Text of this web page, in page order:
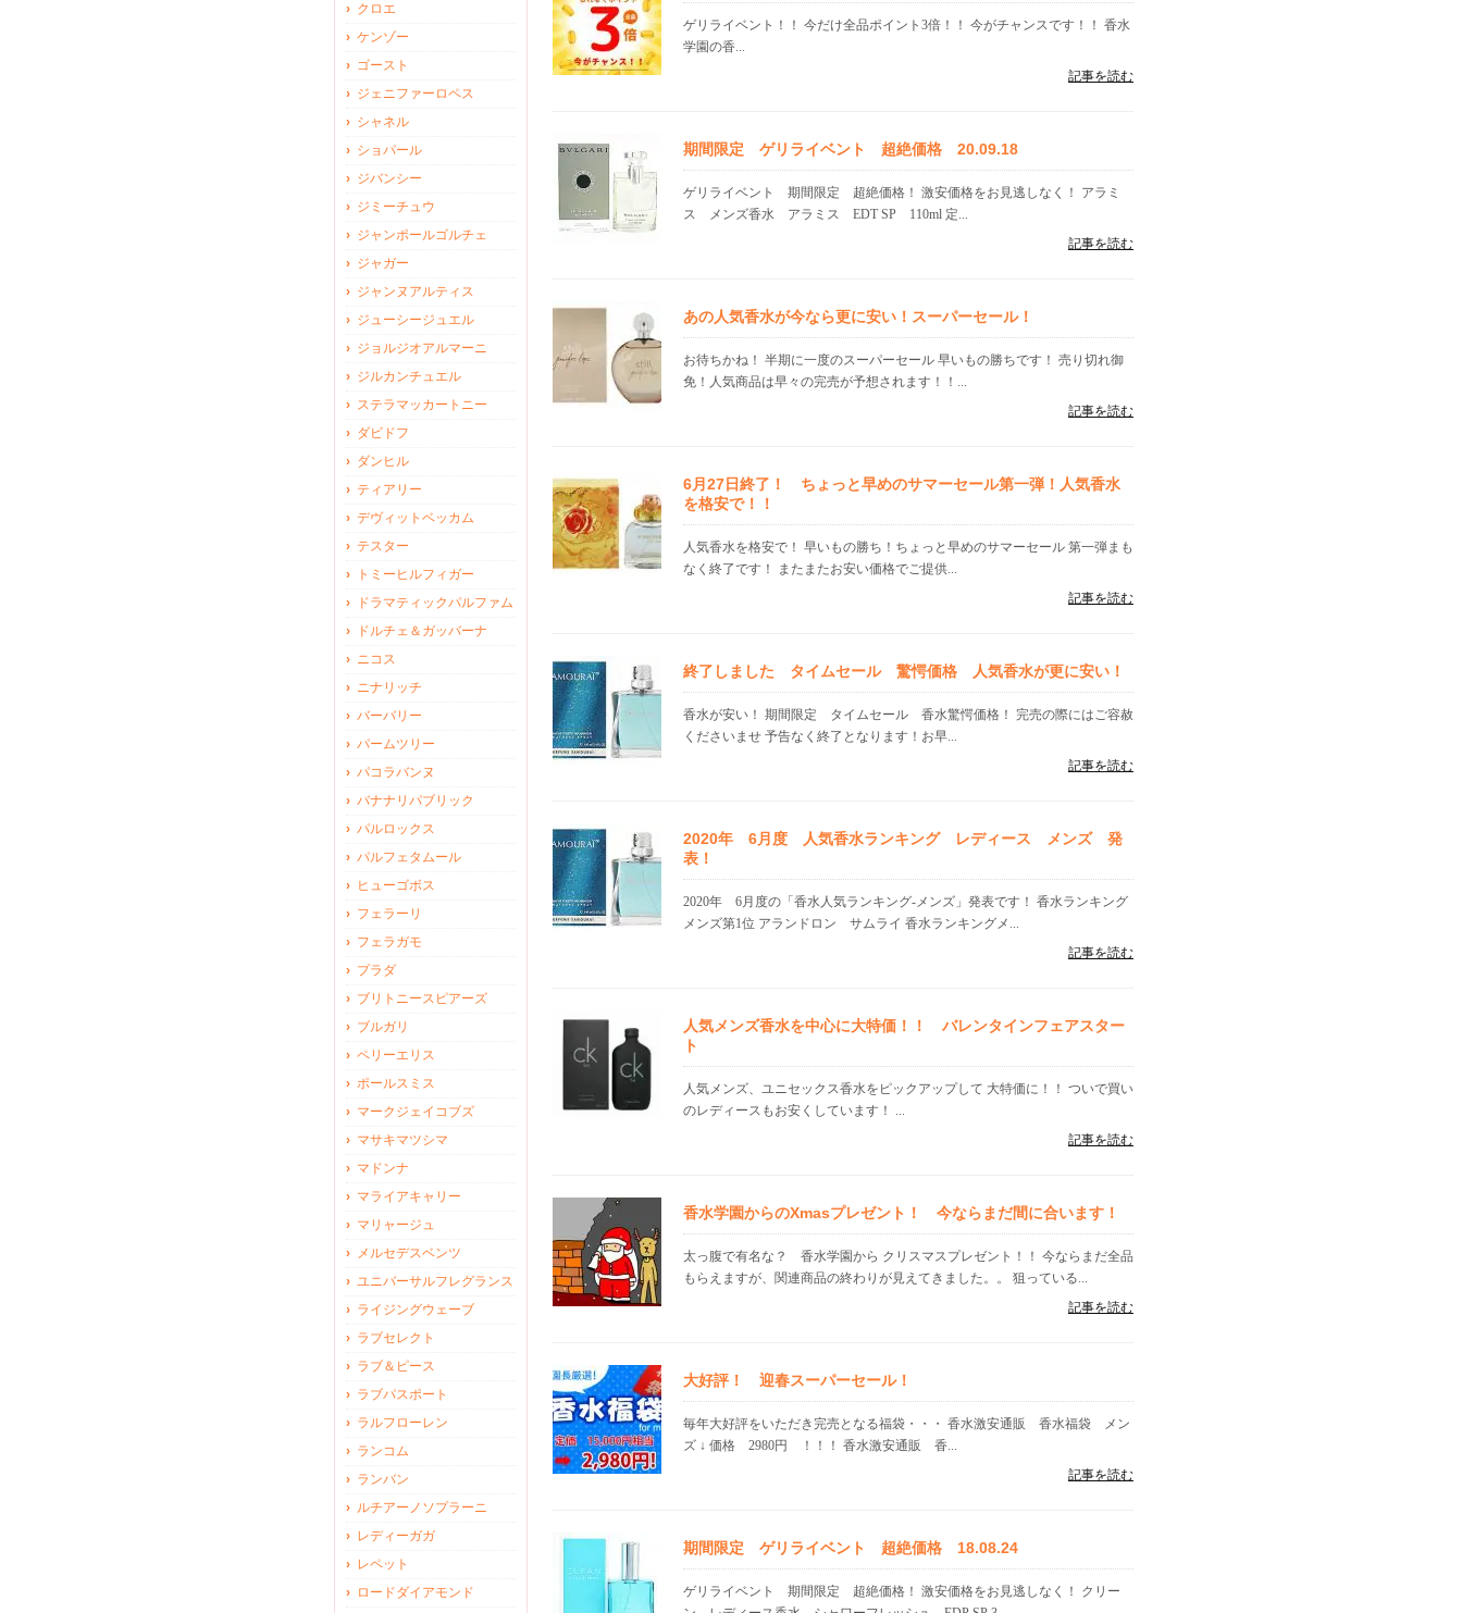
ゲリライベント！！ 今だけ全品ポイント3倍！！ 今がチャンスです！！ 香水
学園の香...
記事を読む
期間限定 ゲリライベント 超絶価格 20.09.18
ゲリライベント 期間限定 超絶価格！ 激安価格をお見逃しなく！ アラミ
ス メンズ香水 アラミス EDT SP 110ml 定...
記事を読む
あの人気香水が今なら更に安い！スーパーセール！
お待ちかね！ 半期に一度のスーパーセール 早いもの勝ちです！ 売り切れ御
免！人気商品は早々の完売が予想されます！！...
記事を読む
6月27日終了！ ちょっと早めのサマーセール第一弾！人気香水
を格安で！！
人気香水を格安で！ 早いもの勝ち！ちょっと早めのサマーセール 第一弾まも
なく終了です！ またまたお安い価格でご提供...
記事を読む
終了しました タイムセール 驚愕価格 人気香水が更に安い！
香水が安い！ 期間限定 タイムセール 香水驚愕価格！ 完売の際にはご容赦
くださいませ 予告なく終了となります！お早...
記事を読む
2020年 6月度 人気香水ランキング レディース メンズ 発
表！
2020年 6月度の「香水人気ランキング-メンズ」発表です！ 香水ランキング
メンズ第1位 アランドロン サムライ 香水ランキングメ...
記事を読む
人気メンズ香水を中心に大特価！！ バレンタインフェアスター
ト
人気メンズ、ユニセックス香水をピックアップして 大特価に！！ ついで買い
のレディースもお安くしています！ ...
記事を読む
香水学園からのXmasプレゼント！ 今ならまだ間に合います！
太っ腹で有名な？ 香水学園から クリスマスプレゼント！！ 今ならまだ全品
もらえますが、関連商品の終わりが見えてきました。。 狙っている...
記事を読む
大好評！ 迎春スーパーセール！
毎年大好評をいただき完売となる福袋・・・ 香水激安通販 香水福袋 メン
ズ ↓ 価格 2980円 ！！！ 香水激安通販 香...
記事を読む
期間限定 ゲリライベント 超絶価格 18.08.24
ゲリライベント 期間限定 超絶価格！ 激安価格をお見逃しなく！ クリー
クロエ
ケンゾー
ゴースト
ジェニファーロペス
シャネル
ショパール
ジバンシー
ジミーチュウ
ジャンポールゴルチェ
ジャガー
ジャンヌアルティス
ジューシージュエル
ジョルジオアルマーニ
ジルカンチュエル
ステラマッカートニー
ダビドフ
ダンヒル
ティアリー
デヴィットベッカム
テスター
トミーヒルフィガー
ドラマティックパルファム
ドルチェ＆ガッバーナ
ニコス
ニナリッチ
バーバリー
パームツリー
パコラバンヌ
バナナリパブリック
パルロックス
パルフェタムール
ヒューゴボス
フェラーリ
フェラガモ
プラダ
ブリトニースピアーズ
ブルガリ
ペリーエリス
ポールスミス
マークジェイコブズ
マサキマツシマ
マドンナ
マライアキャリー
マリャージュ
メルセデスベンツ
ユニバーサルフレグランス
ライジングウェーブ
ラブセレクト
ラブ＆ピース
ラブパスポート
ラルフローレン
ランコム
ランバン
ルチアーノソプラーニ
レディーガガ
レペット
ロードダイアモンド